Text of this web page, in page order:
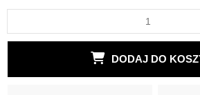
DODAJ DO